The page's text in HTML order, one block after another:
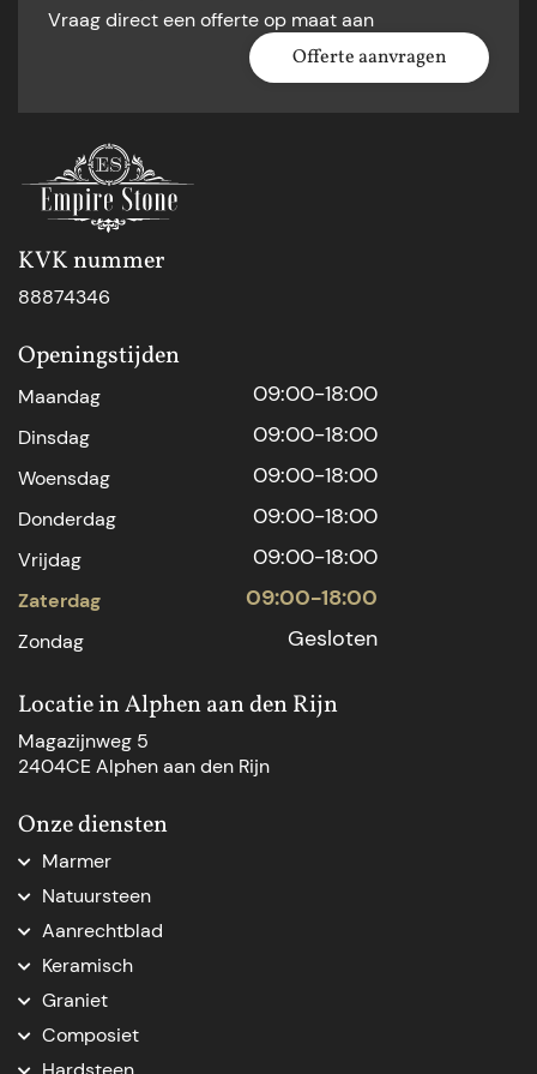
Vraag direct een offerte op maat aan
Offerte aanvragen
KVK nummer
88874346
Openingstijden
Maandag 09:00-18:00
Dinsdag 09:00-18:00
Woensdag 09:00-18:00
Donderdag 09:00-18:00
Vrijdag 09:00-18:00
Zaterdag 09:00-18:00
Zondag Gesloten
Locatie in Alphen aan den Rijn
Magazijnweg 5
2404CE Alphen aan den Rijn
Onze diensten
Marmer
Marmer aanrechtblad
Marmer natuursteen
Marmer op maat
Marmeren blad op maat
Marmer badkamer
Beige marmer keukenblad
Natuursteen
Natuursteen Den Haag
Natuursteenblad op maat
Natuursteen dorpel
Werkblad op maat
Aanrechtblad
Aanrechtblad op maat
Nieuw keukenblad
Keukenblad vervangen
Keramisch
Keramische keukenbladen
Graniet
Graniet keukenblad op maat
Graniet tafelblad
Composiet
Composiet keukenblad op maat